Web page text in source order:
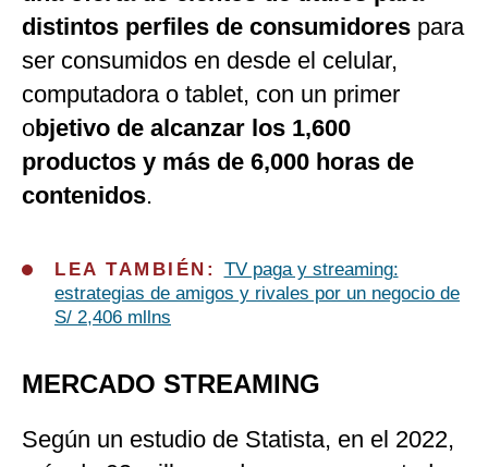
distintos perfiles de consumidores para
ser consumidos en desde el celular,
computadora o tablet, con un primer
objetivo de alcanzar los 1,600
productos y más de 6,000 horas de
contenidos.
LEA TAMBIÉN: TV paga y streaming:
estrategias de amigos y rivales por un negocio de
S/ 2,406 mllns
MERCADO STREAMING
Según un estudio de Statista, en el 2022,